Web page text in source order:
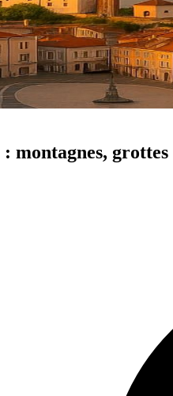
montagnes, grottes